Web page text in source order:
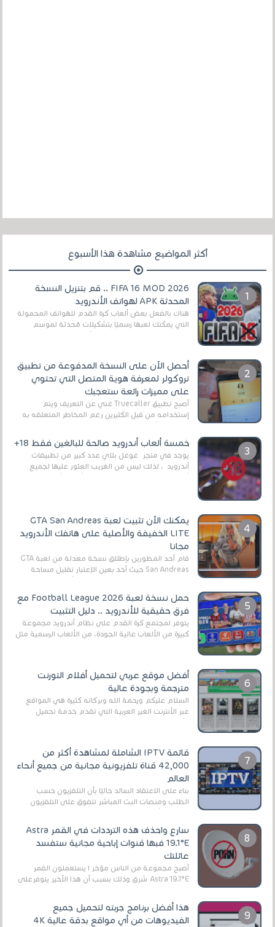
أكثر المواضيع مشاهدة هذا الأسبوع
FIFA 16 MOD 2026 .. قم بتنزيل النسخة
المحدثة APK لهواتف الأندرويد
هناك بالفعل بعض ألعاب كرة القدم للهواتف المحمولة
التي يمكنك لعبها رسميًا بتشكيلات مُحدثة لموسم
أحصل الآن على النسخة المدفوعة من تطبيق
تروكولر لمعرفة هوية المتصل التي تحتوي
على مميزات رائعة ستعجبك
أصبح تطبيق Truecaller غني عن التعريف ويتم
إستخدامه من قبل الكثيرين رغم المخاطر المتعلقه به
خمسة ألعاب أندرويد صالحة للبالغين فقط 18+
يوجد في متجر غوغل بلاي عدد كبير من تطبيقات
أندرويد ، لذلك ليس من الغريب العثور عليها لجميع
يمكنك الآن تثبيت لعبة GTA San Andreas
LITE الخفيفة والأصلية على هاتفك الأندرويد
مجانا
قام أحد المطورين بإطلاق نسخة معدلة من لعبة GTA
San Andreas حيث أخد بعين الإعتبار تقليل مساحة
حمل نسخة لعبة Football League 2026 مع
فرق حقيقية للأندرويد .. دليل التثبيت
يتوفر لمجتمع كرة القدم على نظام أندرويد مجموعة
كبيرة من الألعاب عالية الجودة. من الألعاب الرسمية مثل
أفضل موقع عربي لتحميل أفلام التورنت
مترجمة وبجودة عالية
السلام عليكم ورحمة الله وبركاته كثيرة هي المواقع
عبر الأنترنت الغير العربية التي تقدم خدمة تحميل
قائمة IPTV الشاملة لمشاهدة أكثر من
42,000 قناة تلفزيونية مجانية من جميع أنحاء
العالم
بناءً على الاعتقاد السائد حاليًا بأن التلفزيون حسب
الطلب ومنصات البث المباشر تتفوق على التلفزيون
سارع واحذف هذه الترددات في القمر Astra
19.1°E فبها قنوات إباحية مجانية ستفسد
عائلتك
أصبح مجموعة من الناس مؤخر ا يستعملون القمر
Astra 19.1°E شرق وذلك بسبب أن هذا الأخير يتوفرعلى
هذا أفضل برنامج جربته لتحميل جميع
الفيديوهات من أي مواقع بدقة عالية 4K